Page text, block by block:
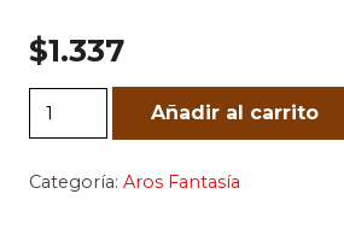
$1.337
AROS113
(42)
cantidad
Añadir al carrito
Categoría: Aros Fantasía